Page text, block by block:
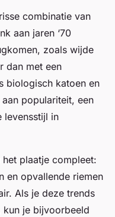
combinatie van
aan jaren ‘70
zoals wijde
dan met een
biologisch katoen en
populariteit, een
levensstijl in
plaatje compleet:
en opvallende riemen
Als je deze trends
je bijvoorbeeld